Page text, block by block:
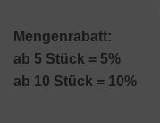
Mengenrabatt:
ab 5 Stück = 5%
ab 10 Stück = 10%